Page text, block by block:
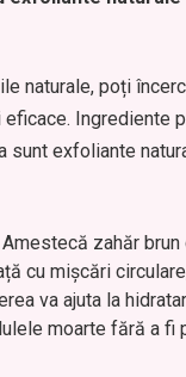
naturale, poți
Ingrediente
sunt exfoliante
Amestecă zahăr
cu mișcări
va ajuta la
moarte fără a fi